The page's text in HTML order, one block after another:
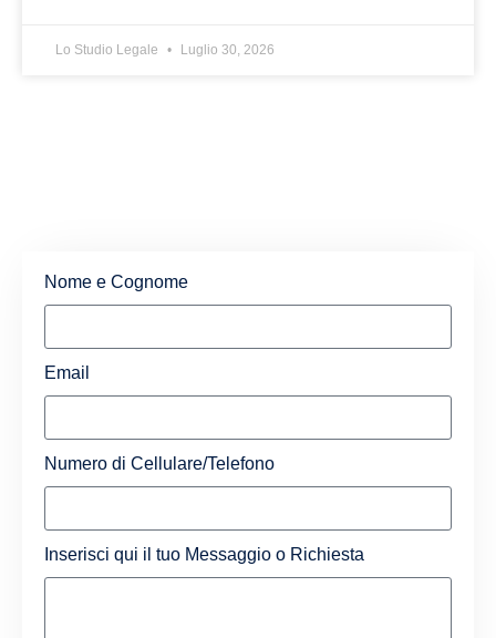
Lo Studio Legale Luglio 30, 2026
Nome e Cognome
Email
Numero di Cellulare/Telefono
Inserisci qui il tuo Messaggio o Richiesta